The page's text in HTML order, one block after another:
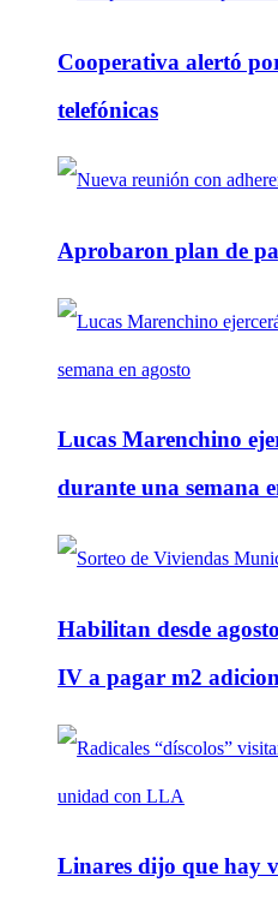
Cooperativa alertó
telefónicas
Aprobaron plan de
Lucas Marenchino
durante una semana
Habilitan desde
IV a pagar m2
Linares dijo que hay